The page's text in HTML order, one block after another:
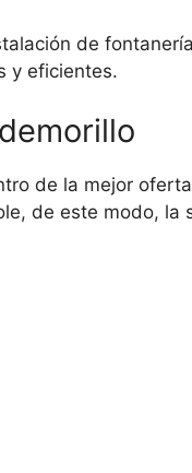
de
y eficientes.
de la mejor
de este modo,